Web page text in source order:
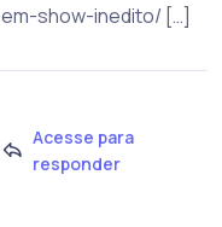
show-inedito/ […]
Acesse para
responder